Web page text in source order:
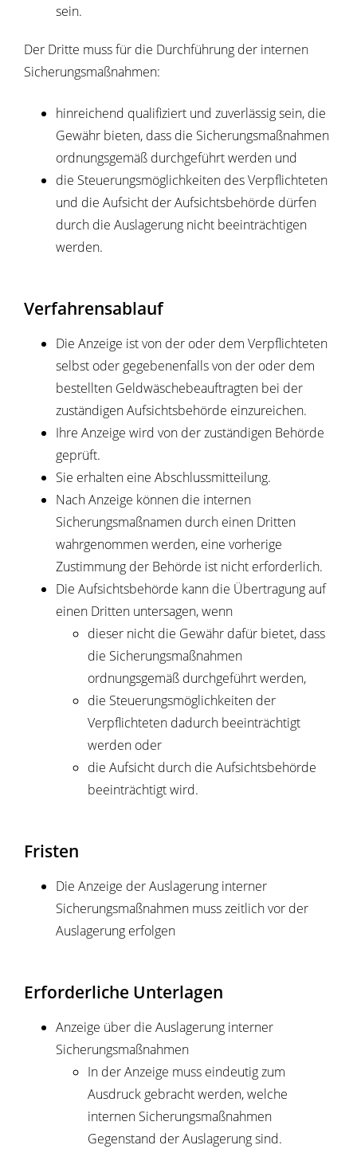
sein.
Der Dritte muss für die Durchführung der internen
Sicherungsmaßnahmen:
hinreichend qualifiziert und zuverlässig sein, die
Gewähr bieten, dass die Sicherungsmaßnahmen
ordnungsgemäß durchgeführt werden und
die Steuerungsmöglichkeiten des Verpflichteten
und die Aufsicht der Aufsichtsbehörde dürfen
durch die Auslagerung nicht beeinträchtigen
werden.
Verfahrensablauf
Die Anzeige ist von der oder dem Verpflichteten
selbst oder gegebenenfalls von der oder dem
bestellten Geldwäschebeauftragten bei der
zuständigen Aufsichtsbehörde einzureichen.
Ihre Anzeige wird von der zuständigen Behörde
geprüft.
Sie erhalten eine Abschlussmitteilung.
Nach Anzeige können die internen
Sicherungsmaßnamen durch einen Dritten
wahrgenommen werden, eine vorherige
Zustimmung der Behörde ist nicht erforderlich.
Die Aufsichtsbehörde kann die Übertragung auf
einen Dritten untersagen, wenn
dieser nicht die Gewähr dafür bietet, dass
die Sicherungsmaßnahmen
ordnungsgemäß durchgeführt werden,
die Steuerungsmöglichkeiten der
Verpflichteten dadurch beeinträchtigt
werden oder
die Aufsicht durch die Aufsichtsbehörde
beeinträchtigt wird.
Fristen
Die Anzeige der Auslagerung interner
Sicherungsmaßnahmen muss zeitlich vor der
Auslagerung erfolgen
Erforderliche Unterlagen
Anzeige über die Auslagerung interner
Sicherungsmaßnahmen
In der Anzeige muss eindeutig zum
Ausdruck gebracht werden, welche
internen Sicherungsmaßnahmen
Gegenstand der Auslagerung sind.